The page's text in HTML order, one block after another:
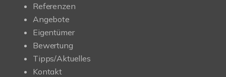
Referenzen
Angebote
Eigentümer
Bewertung
Tipps/Aktuelles
Kontakt